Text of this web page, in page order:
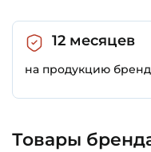
12 месяцев
на продукцию
Товары